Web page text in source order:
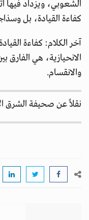
الشعوبي، ويزداد فيها
كفاءة القيادة، بل
آخر الكلام: كفاءة
الانحيازية، هي الفارق
والانقسام.
نقلاً عن صحيفة الشرق